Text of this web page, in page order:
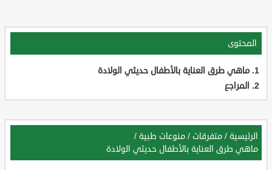
المحتوى
ماهي طرق العناية بالأطفال حديثي الولادة
المراجع
الرئيسية / متفرقات / منوعات طبية /
ماهي طرق العناية بالأطفال حديثي الولادة